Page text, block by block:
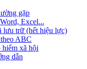
gặp
Excel...
lưu trữ (hết hiệu lực)
ABC
hiểm xã hội
dẫn